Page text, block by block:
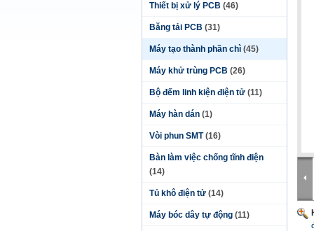
Thiết bị xử lý PCB (46)
Băng tải PCB (31)
Máy tạo thành phần chì (45)
Máy khử trùng PCB (26)
Bộ đếm linh kiện điện tử (11)
Máy hàn dán (1)
Vòi phun SMT (16)
Bàn làm việc chống tĩnh điện
(14)
Tủ khô điện tử (14)
Máy bóc dây tự động (11)